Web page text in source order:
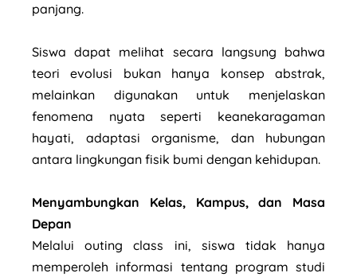
panjang.
Siswa dapat melihat secara langsung bahwa
teori evolusi bukan hanya konsep abstrak,
melainkan digunakan untuk menjelaskan
fenomena nyata seperti keanekaragaman
hayati, adaptasi organisme, dan hubungan
antara lingkungan fisik bumi dengan kehidupan.
Menyambungkan Kelas, Kampus, dan Masa
Depan
Melalui outing class ini, siswa tidak hanya
memperoleh informasi tentang program studi